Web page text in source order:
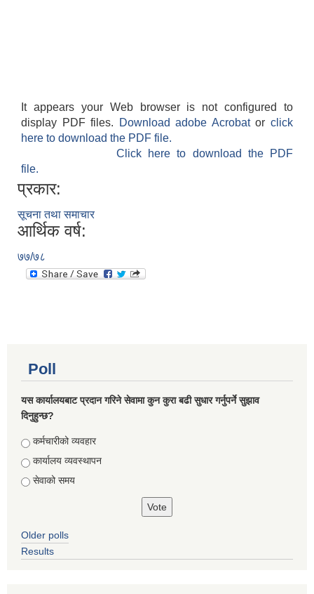
It appears your Web browser is not configured to
display PDF files.
Download adobe Acrobatorclick
here to download the PDF file.
Click here to download the PDF
file.
प्रकार:
सूचना तथा समाचार
आर्थिक वर्ष:
७७/७८
Poll
यस कार्यालयबाट प्रदान गरिने सेवामा कुन कुरा बढी सुधार गर्नुपर्ने सुझाव
दिनुहुन्छ?
Choices
कर्मचारीको व्यवहार
कार्यालय व्यवस्थापन
सेवाको समय
Older polls
Results